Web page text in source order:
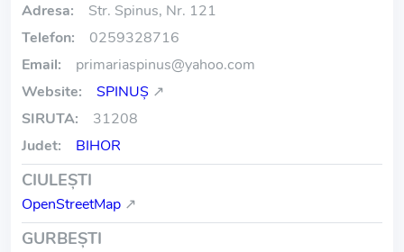
Adresa:
Str. Spinus, Nr. 121
Telefon:
0259328716
Email:
primariaspinus@yahoo.com
Website:
SPINUŞ ↗
SIRUTA:
31208
Judet:
BIHOR
CIULEŞTI
OpenStreetMap ↗
GURBEŞTI